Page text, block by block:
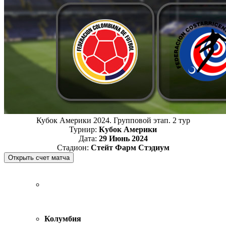
Кубок Америки 2024. Групповой этап. 2 тур
Турнир: Кубок Америки
Дата: 29 Июнь 2024
Стадион: Стейт Фарм Стэдиум
Колумбия